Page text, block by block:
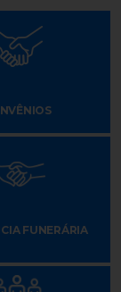
FUNERÁRIA